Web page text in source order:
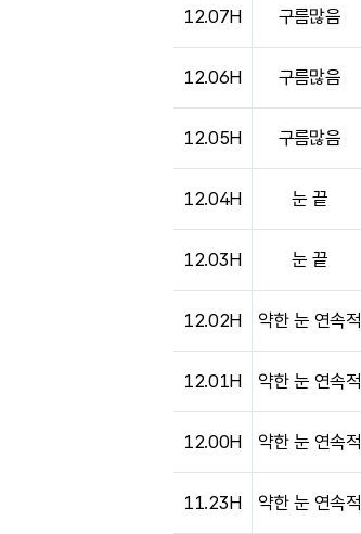
12.07H 구름많음
12.06H 구름많음
12.05H 구름많음
12.04H 눈 끝
12.03H 눈 끝
12.02H 약한 눈 연속적
12.01H 약한 눈 연속적
12.00H 약한 눈 연속적
11.23H 약한 눈 연속적